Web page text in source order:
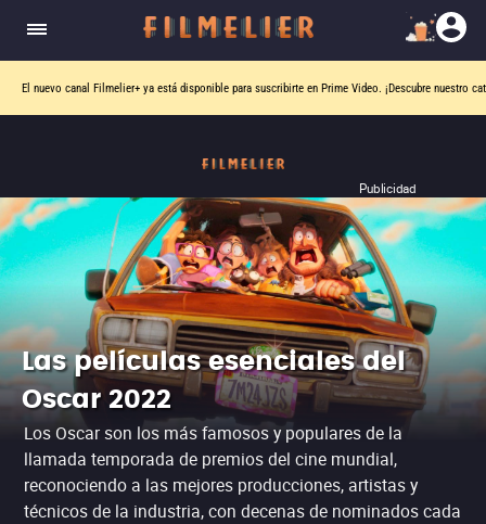
El nuevo canal Filmelier+ ya está disponible para suscribirte en Prime Video. ¡Descubre nuestro
Publicidad
Las películas esenciales del
Oscar 2022
Los Oscar son los más famosos y populares de la
llamada temporada de premios del cine mundial,
reconociendo a las mejores producciones, artistas y
técnicos de la industria, con decenas de nominados cada